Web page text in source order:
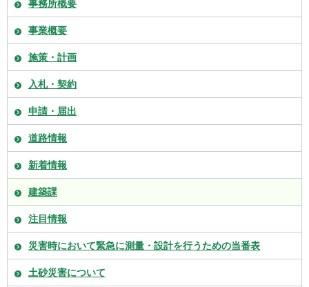
事務所概要
事業概要
施策・計画
入札・契約
申請・届出
道路情報
新着情報
建築課
注目情報
災害時において緊急に測量・設計を行うための当番表
土砂災害について